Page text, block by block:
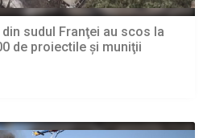
sudul Franţei au scos la
de proiectile şi muniţii